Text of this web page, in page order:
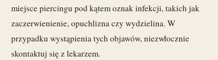
miejsce piercingu pod kątem oznak infekcji, takich jak
zaczerwienienie, opuchlizna czy wydzielina. W
przypadku wystąpienia tych objawów, niezwłocznie
skontaktuj się z lekarzem.